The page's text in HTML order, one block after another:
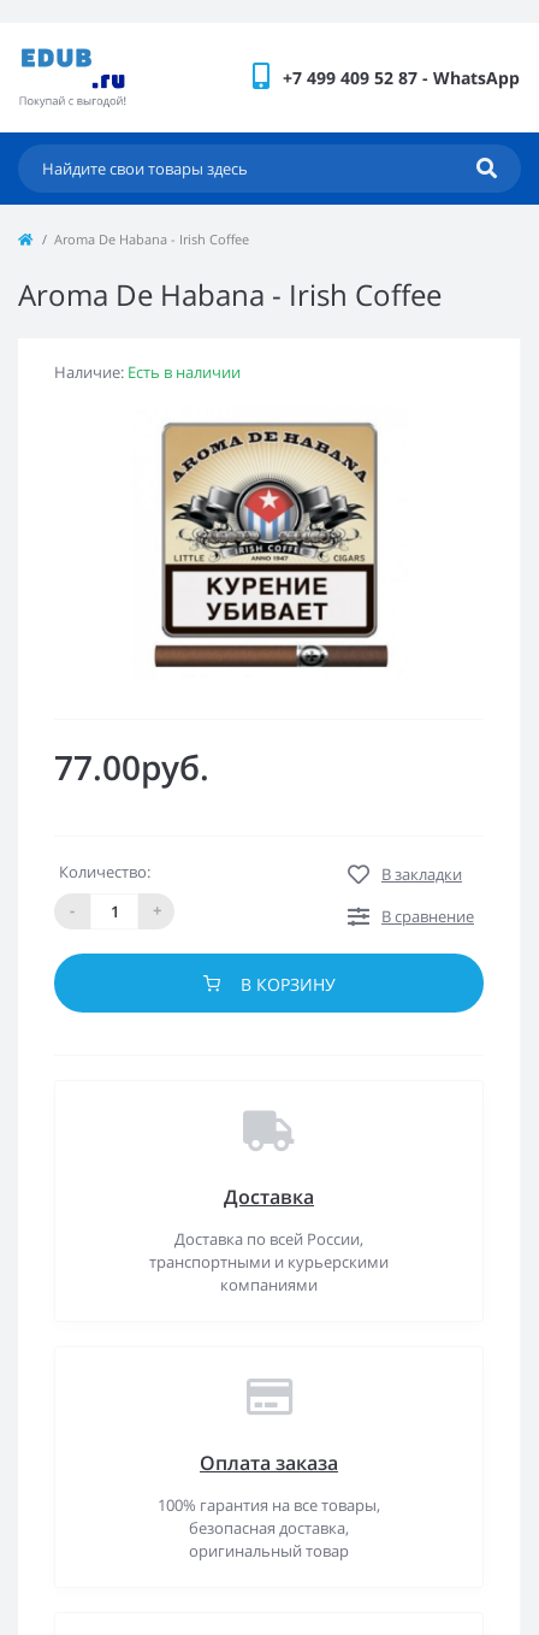
+7 499 409 52 87 - WhatsApp
Aroma De Habana - Irish Coffee
Aroma De Habana - Irish Coffee
Наличие: Есть в наличии
77.00руб.
Количество:
-
+
В закладки
В сравнение
В КОРЗИНУ
Доставка
Доставка по всей России,
транспортными и курьерскими
компаниями
Оплата заказа
100% гарантия на все товары,
безопасная доставка,
оригинальный товар